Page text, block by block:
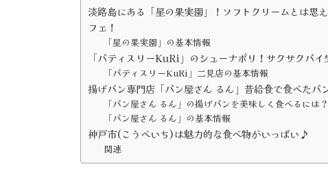
淡路島にある「星の果実園」！ソフトクリームとは思
フェ！
「星の果実園」の基本情報
「パティスリーKuRi」のシューナポリ！サクサクパ
「パティスリーKuRi」二見店の基本情報
揚げパン専門店「パン屋さん るん」昔給食で食べた
「パン屋さん るん」の揚げパンを美味しく食べるには？
「パン屋さん るん」の基本情報
神戸市(こうべいち)は魅力的な食べ物がいっぱい♪
関連